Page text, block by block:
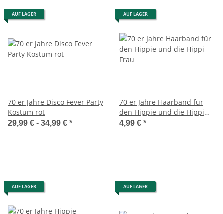
AUF LAGER
70 er Jahre Disco Fever Party
Kostüm rot
29,99 € - 34,99 € *
AUF LAGER
70 er Jahre Haarband für
den Hippie und die Hippi
Frau
4,99 € *
AUF LAGER AUF LAGER